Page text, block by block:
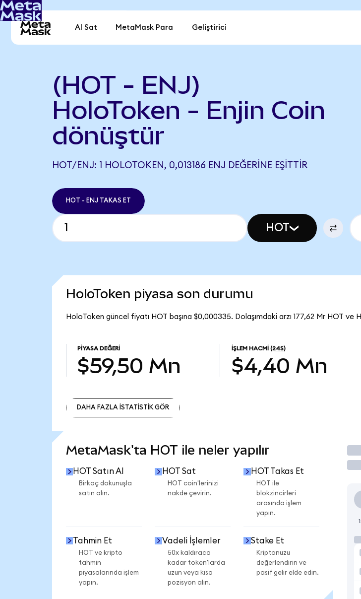
Al Sat MetaMask Para Geliştirici
(HOT - ENJ)
HoloToken - Enjin Coin
dönüştür
HOT/ENJ: 1 HOLOTOKEN, 0,013186 ENJ DEĞERINE EŞITTIR
HOT - ENJ TAKAS ET
HOT
HoloToken piyasa son durumu
HoloToken güncel fiyatı HOT başına $0,000335. Dolaşımdaki arzı 177,62 Mr HOT
PIYASA DEĞERI
$59,50 Mn
İŞLEM HACMI (24S)
$4,40 Mn
DAHA FAZLA İSTATİSTİK GÖR
MetaMask'ta HOT ile neler yapılır
HOT Satın Al
Birkaç dokunuşla
satın alın.
HOT Sat
HOT coin'lerinizi
nakde çevirin.
HOT Takas Et
HOT ile
blokzincirleri
arasında işlem
yapın.
Tahmin Et
HOT ve kripto
tahmin
piyasalarında işlem
yapın.
Vadeli İşlemler
50x kaldıraca
kadar token'larda
uzun veya kısa
pozisyon alın.
Stake Et
Kriptonuzu
değerlendirin ve
pasif gelir elde edin.